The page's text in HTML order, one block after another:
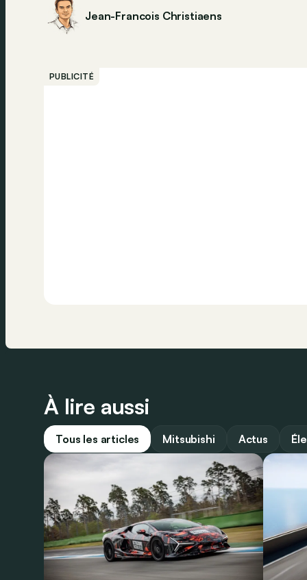
Jean-Francois Christiaens
PUBLICITÉ
À lire aussi
Tous les articles Mitsubishi Actus